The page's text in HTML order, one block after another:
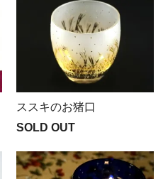
ススキのお猪口
SOLD OUT